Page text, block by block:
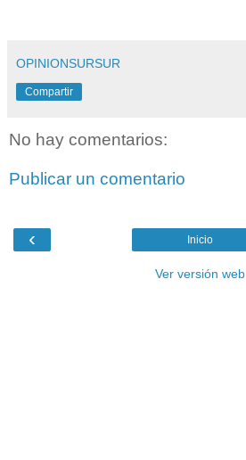
OPINIONSURSUR
Compartir
No hay comentarios:
Publicar un comentario
‹ Inicio
Ver versión web